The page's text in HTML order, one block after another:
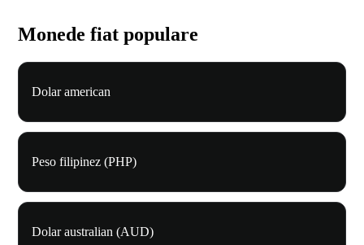
Monede fiat populare
Dolar american
Peso filipinez (PHP)
Dolar australian (AUD)